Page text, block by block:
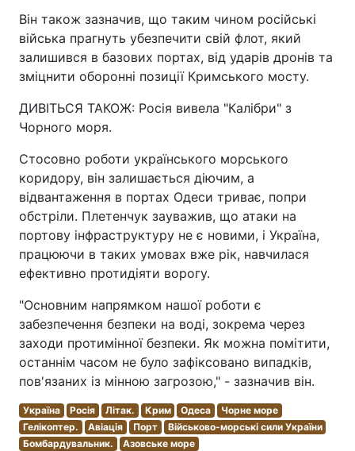
Він також зазначив, що таким чином російські
війська прагнуть убезпечити свій флот, який
залишився в базових портах, від ударів дронів та
зміцнити оборонні позиції Кримського мосту.
ДИВІТЬСЯ ТАКОЖ: Росія вивела "Калібри" з
Чорного моря.
Стосовно роботи українського морського
коридору, він залишається діючим, а
відвантаження в портах Одеси триває, попри
обстріли. Плетенчук зауважив, що атаки на
портову інфраструктуру не є новими, і Україна,
працюючи в таких умовах вже рік, навчилася
ефективно протидіяти ворогу.
"Основним напрямком нашої роботи є
забезпечення безпеки на воді, зокрема через
заходи протимінної безпеки. Як можна помітити,
останнім часом не було зафіксовано випадків,
пов'язаних із мінною загрозою," - зазначив він.
Україна Росія Літак. Крим Одеса
Чорне море
Гелікоптер.
Авіація Порт
Військово-морські сили України
Бомбардувальник.
Азовське море